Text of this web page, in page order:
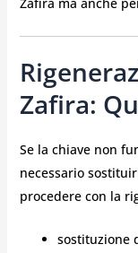
Zafira:
Se la chiave non
necessario
procedere con la
sostituzione